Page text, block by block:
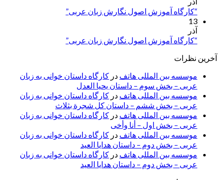
“کارگاه آموزش اصول نگارش زبان عربی”
13
آذر
“کارگاه آموزش اصول نگارش زبان عربی”
آخرین نظرات
موسسه بین المللی هاتف در کارگاه داستان خوانی به زبان
عربی – بخش سوم – داستان یحیا العدل
موسسه بین المللی هاتف در کارگاه داستان خوانی به زبان
عربی – بخش ششم – داستان کل شجرة بثلاث
موسسه بین المللی هاتف در کارگاه داستان خوانی به زبان
عربی – بخش اول – أنا وأخی
موسسه بین المللی هاتف در کارگاه داستان خوانی به زبان
عربی – بخش دوم – داستان هدایا العید
موسسه بین المللی هاتف در کارگاه داستان خوانی به زبان
عربی – بخش دوم – داستان هدایا العید